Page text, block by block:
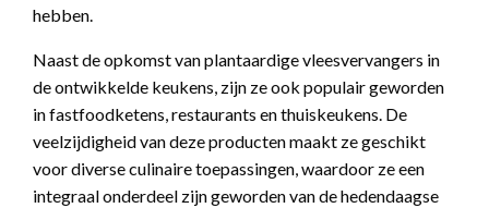
hebben.
Naast de opkomst van plantaardige vleesvervangers in
de ontwikkelde keukens, zijn ze ook populair geworden
in fastfoodketens, restaurants en thuiskeukens. De
veelzijdigheid van deze producten maakt ze geschikt
voor diverse culinaire toepassingen, waardoor ze een
integraal onderdeel zijn geworden van de hedendaagse